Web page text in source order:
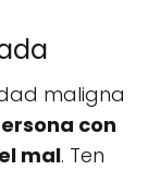
maligna
con
mal. Ten